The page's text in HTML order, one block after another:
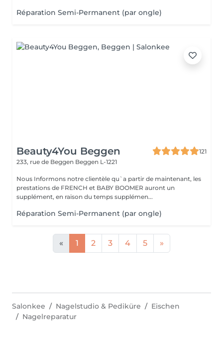
Réparation Semi-Permanent (par ongle)
Beauty4You Beggen
121
233, rue de Beggen Beggen L-1221
Nous Informons notre clientèle qu`a partir de maintenant, les
prestations de FRENCH et BABY BOOMER auront un
supplément, en raison du temps supplémen...
Réparation Semi-Permanent (par ongle)
« 1 2 3 4 5 »
Salonkee Nagelstudio & Pediküre
Eischen
Nagelreparatur